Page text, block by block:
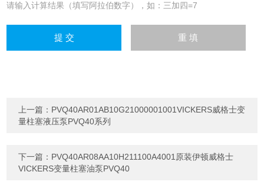
请输入计算结果（填写阿拉伯数字），如：三加四=7
上一篇： PVQ40AR01AB10G21000001001VICKERS威格士变
量柱塞液压泵PVQ40系列
下一篇： PVQ40AR08AA10H211100A4001原装伊顿威格士
VICKERS变量柱塞油泵PVQ40